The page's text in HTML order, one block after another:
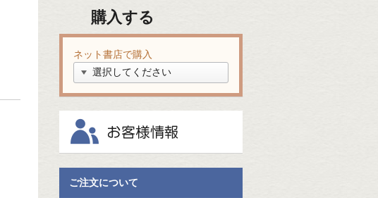
購入する
ネット書店で購入
ご注文について